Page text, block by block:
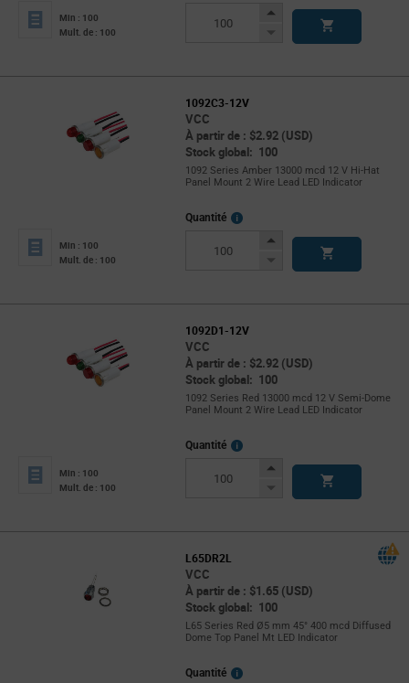
Min : 100
Mult. de : 100
Increase
Decrease
1092C3-12V
VCC
À partir de : $2.92 (USD)
Stock global: 100
1092 Series Amber 13000 mcd 12 V Hi-Hat
Panel Mount 2 Wire Lead LED Indicator
Min : 100
Mult. de : 100
Quantité
More
Increase
Decrease
1092D1-12V
VCC
À partir de : $2.92 (USD)
Stock global: 100
1092 Series Red 13000 mcd 12 V Semi-Dome
Panel Mount 2 Wire Lead LED Indicator
Min : 100
Mult. de : 100
Quantité
More
Increase
Decrease
L65DR2L
VCC
À partir de : $1.65 (USD)
Stock global: 100
L65 Series Red Ø5 mm 45° 400 mcd Diffused
Dome Top Panel Mt LED Indicator
Quantité
More